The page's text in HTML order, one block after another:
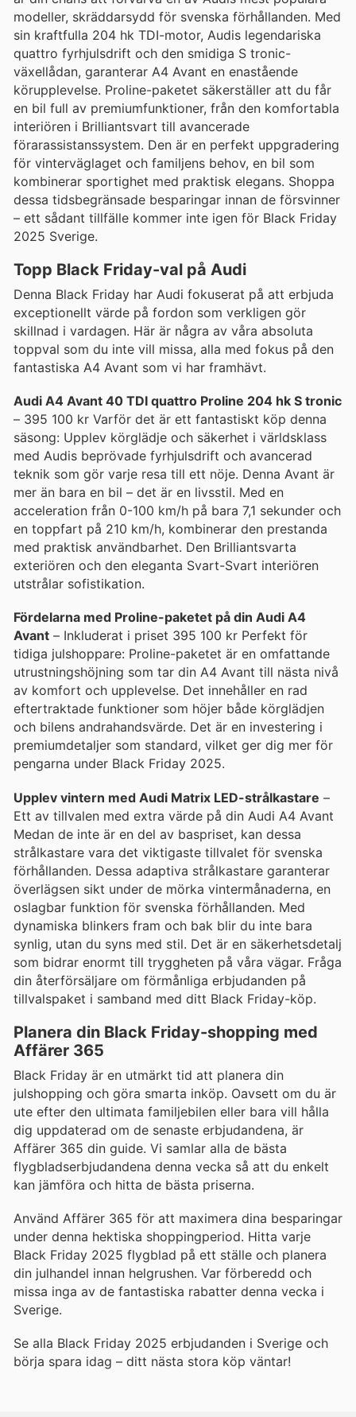
modeller, skräddarsydd för svenska förhållanden. Med
sin kraftfulla 204 hk TDI-motor, Audis legendariska
quattro fyrhjulsdrift och den smidiga S tronic-
växellådan, garanterar A4 Avant en enastående
körupplevelse. Proline-paketet säkerställer att du får
en bil full av premiumfunktioner, från den komfortabla
interiören i Brilliantsvart till avancerade
förarassistanssystem. Den är en perfekt uppgradering
för vinterväglaget och familjens behov, en bil som
kombinerar sportighet med praktisk elegans. Shoppa
dessa tidsbegränsade besparingar innan de försvinner
– ett sådant tillfälle kommer inte igen för Black Friday
2025 Sverige.
Topp Black Friday-val på Audi
Denna Black Friday har Audi fokuserat på att erbjuda
exceptionellt värde på fordon som verkligen gör
skillnad i vardagen. Här är några av våra absoluta
toppval som du inte vill missa, alla med fokus på den
fantastiska A4 Avant som vi har framhävt.
Audi A4 Avant 40 TDI quattro Proline 204 hk S tronic
– 395 100 kr Varför det är ett fantastiskt köp denna
säsong: Upplev körglädje och säkerhet i världsklass
med Audis beprövade fyrhjulsdrift och avancerad
teknik som gör varje resa till ett nöje. Denna Avant är
mer än bara en bil – det är en livsstil. Med en
acceleration från 0-100 km/h på bara 7,1 sekunder och
en toppfart på 210 km/h, kombinerar den prestanda
med praktisk användbarhet. Den Brilliantsvarta
exteriören och den eleganta Svart-Svart interiören
utstrålar sofistikation.
Fördelarna med Proline-paketet på din Audi A4
Avant – Inkluderat i priset 395 100 kr Perfekt för
tidiga julshoppare: Proline-paketet är en omfattande
utrustningshöjning som tar din A4 Avant till nästa nivå
av komfort och upplevelse. Det innehåller en rad
eftertraktade funktioner som höjer både körglädjen
och bilens andrahandsvärde. Det är en investering i
premiumdetaljer som standard, vilket ger dig mer för
pengarna under Black Friday 2025.
Upplev vintern med Audi Matrix LED-strålkastare –
Ett av tillvalen med extra värde på din Audi A4 Avant
Medan de inte är en del av baspriset, kan dessa
strålkastare vara det viktigaste tillvalet för svenska
förhållanden. Dessa adaptiva strålkastare garanterar
överlägsen sikt under de mörka vintermånaderna, en
oslagbar funktion för svenska förhållanden. Med
dynamiska blinkers fram och bak blir du inte bara
synlig, utan du syns med stil. Det är en säkerhetsdetalj
som bidrar enormt till tryggheten på våra vägar. Fråga
din återförsäljare om förmånliga erbjudanden på
tillvalspaket i samband med ditt Black Friday-köp.
Planera din Black Friday-shopping med
Affärer 365
Black Friday är en utmärkt tid att planera din
julshopping och göra smarta inköp. Oavsett om du är
ute efter den ultimata familjebilen eller bara vill hålla
dig uppdaterad om de senaste erbjudandena, är
Affärer 365 din guide. Vi samlar alla de bästa
flygbladserbjudandena denna vecka så att du enkelt
kan jämföra och hitta de bästa priserna.
Använd Affärer 365 för att maximera dina besparingar
under denna hektiska shoppingperiod. Hitta varje
Black Friday 2025 flygblad på ett ställe och planera
din julhandel innan helgrushen. Var förberedd och
missa inga av de fantastiska rabatter denna vecka i
Sverige.
Se alla Black Friday 2025 erbjudanden i Sverige och
börja spara idag – ditt nästa stora köp väntar!